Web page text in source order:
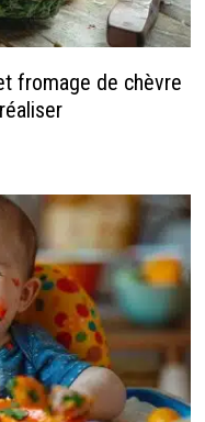
fromage de chèvre